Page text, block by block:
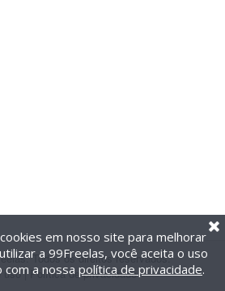
Todos os direitos reservados.
uso| Política de privacidade
em nosso site para melhorar
a 99Freelas, você aceita o uso
a nossa política de privacidade.